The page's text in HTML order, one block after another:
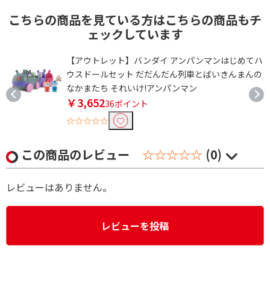
こちらの商品を見ている方はこちらの商品もチ
ェックしています
【アウトレット】バンダイ アンパンマンはじめてハ
ウスドールセット だだんだん列車とばいきんまんの
なかまたち それいけ!アンパンマン
￥3,65236ポイント
☆☆☆☆☆
この商品のレビュー ☆☆☆☆☆ (0)
レビューはありません。
レビューを投稿